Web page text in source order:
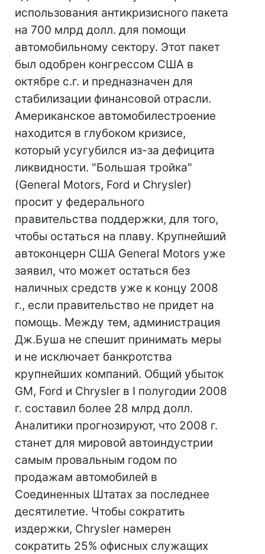
использования антикризисного пакета
на 700 млрд долл. для помощи
автомобильному сектору. Этот пакет
был одобрен конгрессом США в
октябре с.г. и предназначен для
стабилизации финансовой отрасли.
Американское автомобилестроение
находится в глубоком кризисе,
который усугубился из-за дефицита
ликвидности. "Большая тройка"
(General Motors, Ford и Chrysler)
просит у федерального
правительства поддержки, для того,
чтобы остаться на плаву. Крупнейший
автоконцерн США General Motors уже
заявил, что может остаться без
наличных средств уже к концу 2008
г., если правительство не придет на
помощь. Между тем, администрация
Дж.Буша не спешит принимать меры
и не исключает банкротства
крупнейших компаний. Общий убыток
GM, Ford и Chrysler в I полугодии 2008
г. составил более 28 млрд долл.
Аналитики прогнозируют, что 2008 г.
станет для мировой автоиндустрии
самым провальным годом по
продажам автомобилей в
Соединенных Штатах за последнее
десятилетие. Чтобы сократить
издержки, Chrysler намерен
сократить 25% офисных служащих